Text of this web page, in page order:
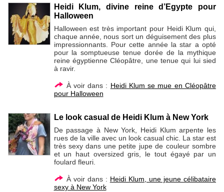
Heidi Klum, divine reine d’Egypte pour
Halloween
Halloween est très important pour Heidi Klum qui,
chaque année, nous sort un déguisement des plus
impressionnants. Pour cette année la star a opté
pour la somptueuse tenue dorée de la mythique
reine égyptienne Cléopâtre, une tenue qui lui sied
à ravir.
À voir dans : Heidi Klum se mue en Cléopâtre
pour Halloween
Le look casual de Heidi Klum à New York
De passage à New York, Heidi Klum arpente les
rues de la ville avec un look casual chic. La star est
très sexy dans une petite jupe de couleur sombre
et un haut oversized gris, le tout égayé par un
foulard fleuri.
À voir dans : Heidi Klum, une jeune célibataire
sexy à New York